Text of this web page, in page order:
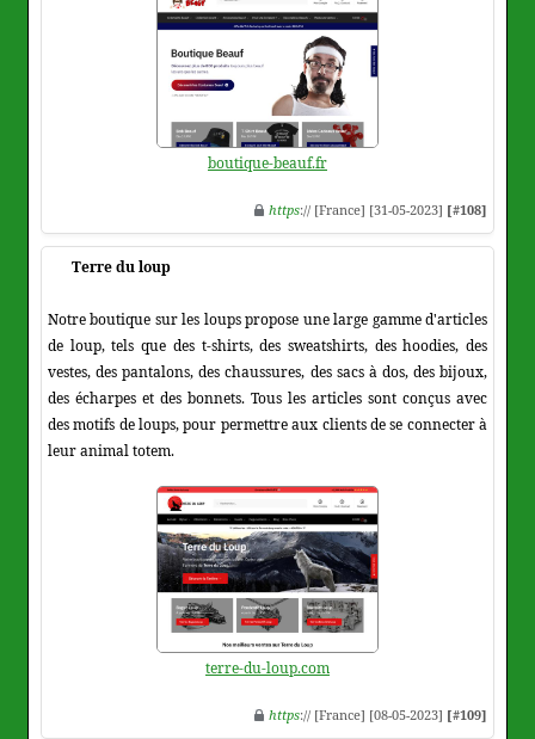
boutique-beauf.fr
https:// [France] [31-05-2023] [#108]
Terre du loup
Notre boutique sur les loups propose une large gamme d'articles
de loup, tels que des t-shirts, des sweatshirts, des hoodies, des
vestes, des pantalons, des chaussures, des sacs à dos, des bijoux,
des écharpes et des bonnets. Tous les articles sont conçus avec
des motifs de loups, pour permettre aux clients de se connecter à
leur animal totem.
terre-du-loup.com
https:// [France] [08-05-2023] [#109]